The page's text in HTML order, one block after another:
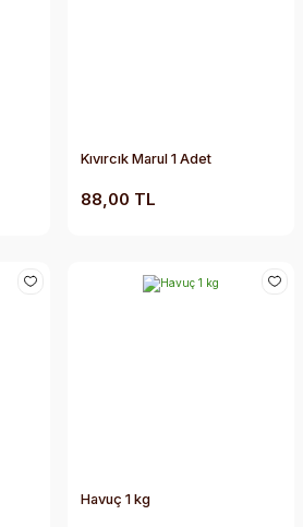
Kıvırcık Marul 1 Adet
88,00 TL
Havuç 1 kg